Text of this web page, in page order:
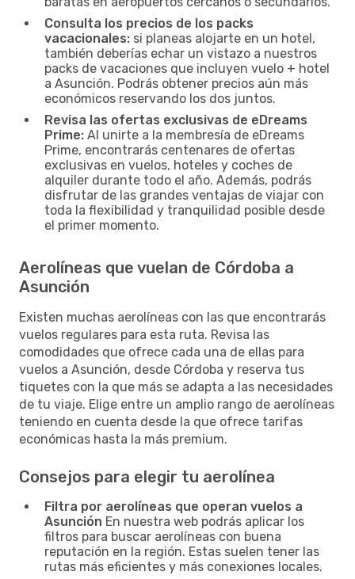
Consulta los precios de los packs
vacacionales: si planeas alojarte en un hotel,
también deberías echar un vistazo a nuestros
packs de vacaciones que incluyen vuelo + hotel
a Asunción. Podrás obtener precios aún más
económicos reservando los dos juntos.
Revisa las ofertas exclusivas de eDreams
Prime: Al unirte a la membresía de eDreams
Prime, encontrarás centenares de ofertas
exclusivas en vuelos, hoteles y coches de
alquiler durante todo el año. Además, podrás
disfrutar de las grandes ventajas de viajar con
toda la flexibilidad y tranquilidad posible desde
el primer momento.
Aerolíneas que vuelan de Córdoba a
Asunción
Existen muchas aerolíneas con las que encontrarás
vuelos regulares para esta ruta. Revisa las
comodidades que ofrece cada una de ellas para
vuelos a Asunción, desde Córdoba y reserva tus
tiquetes con la que más se adapta a las necesidades
de tu viaje. Elige entre un amplio rango de aerolíneas
teniendo en cuenta desde la que ofrece tarifas
económicas hasta la más premium.
Consejos para elegir tu aerolínea
Filtra por aerolíneas que operan vuelos a
Asunción En nuestra web podrás aplicar los
filtros para buscar aerolíneas con buena
reputación en la región. Estas suelen tener las
rutas más eficientes y más conexiones locales.